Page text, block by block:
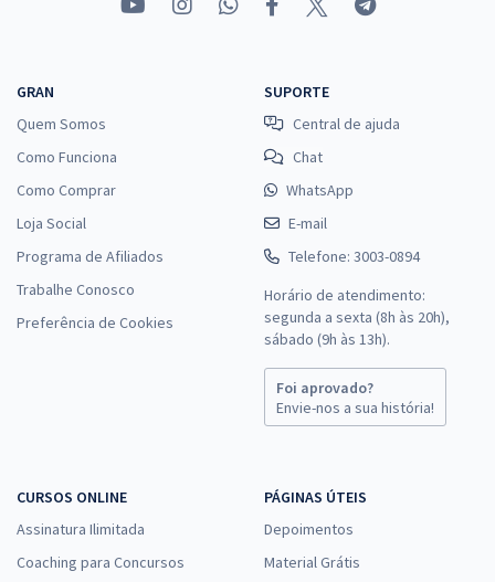
GRAN
Quem Somos
Como Funciona
Como Comprar
Loja Social
Programa de Afiliados
Trabalhe Conosco
Preferência de Cookies
SUPORTE
Central de ajuda
Chat
WhatsApp
E-mail
Telefone: 3003-0894
Horário de atendimento:
segunda a sexta (8h às 20h),
sábado (9h às 13h).
Foi aprovado?
Envie-nos a sua história!
CURSOS ONLINE
Assinatura Ilimitada
Coaching para Concursos
PÁGINAS ÚTEIS
Depoimentos
Material Grátis